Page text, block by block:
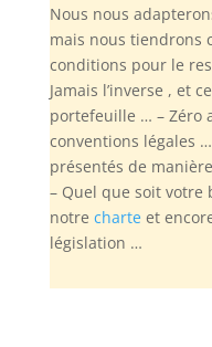
Nous nous
mais nous tiendrons
conditions pour le
Jamais l’inverse , et
portefeuille … – Zéro
conventions légales
présentés de
– Quel que soit votre
notre charteet
législation …